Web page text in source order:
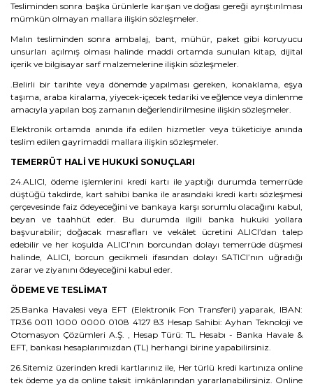
Tesliminden sonra başka ürünlerle karışan ve doğası gereği ayrıştırılması
mümkün olmayan mallara ilişkin sözleşmeler.
Malın tesliminden sonra ambalaj, bant, mühür, paket gibi koruyucu
unsurları açılmış olması halinde maddi ortamda sunulan kitap, dijital
içerik ve bilgisayar sarf malzemelerine ilişkin sözleşmeler.
.Belirli bir tarihte veya dönemde yapılması gereken, konaklama, eşya
taşıma, araba kiralama, yiyecek-içecek tedariki ve eğlence veya dinlenme
amacıyla yapılan boş zamanın değerlendirilmesine ilişkin sözleşmeler.
Elektronik ortamda anında ifa edilen hizmetler veya tüketiciye anında
teslim edilen gayrimaddi mallara ilişkin sözleşmeler.
TEMERRÜT HALİ VE HUKUKİ SONUÇLARI
24.ALICI, ödeme işlemlerini kredi kartı ile yaptığı durumda temerrüde
düştüğü takdirde, kart sahibi banka ile arasındaki kredi kartı sözleşmesi
çerçevesinde faiz ödeyeceğini ve bankaya karşı sorumlu olacağını kabul,
beyan ve taahhüt eder. Bu durumda ilgili banka hukuki yollara
başvurabilir; doğacak masrafları ve vekâlet ücretini ALICI’dan talep
edebilir ve her koşulda ALICI’nın borcundan dolayı temerrüde düşmesi
halinde, ALICI, borcun gecikmeli ifasından dolayı SATICI’nın uğradığı
zarar ve ziyanını ödeyeceğini kabul eder.
ÖDEME VE TESLİMAT
25.Banka Havalesi veya EFT (Elektronik Fon Transferi) yaparak, IBAN:
TR36 0011 1000 0000 0108 4127 83 Hesap Sahibi: Ayhan Teknoloji ve
Otomasyon Çözümleri A.Ş. , Hesap Türü: TL Hesabı - Banka Havale &
EFT, bankası hesaplarımızdan (TL) herhangi birine yapabilirsiniz.
26.Sitemiz üzerinden kredi kartlarınız ile, Her türlü kredi kartınıza online
tek ödeme ya da online taksit imkânlarından yararlanabilirsiniz. Online